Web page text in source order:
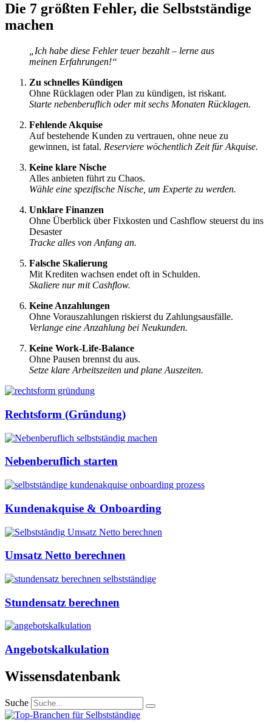
Die 7 größten Fehler, die Selbstständige
machen
„Ich habe diese Fehler teuer bezahlt – lerne aus
meinen Erfahrungen!“
Zu schnelles Kündigen
Ohne Rücklagen oder Plan zu kündigen, ist riskant.
Starte nebenberuflich oder mit sechs Monaten Rücklagen.
Fehlende Akquise
Auf bestehende Kunden zu vertrauen, ohne neue zu
gewinnen, ist fatal. Reserviere wöchentlich Zeit für Akquise.
Keine klare Nische
Alles anbieten führt zu Chaos.
Wähle eine spezifische Nische, um Experte zu werden.
Unklare Finanzen
Ohne Überblick über Fixkosten und Cashflow steuerst du ins
Desaster
Tracke alles von Anfang an.
Falsche Skalierung
Mit Krediten wachsen endet oft in Schulden.
Skaliere nur mit Cashflow.
Keine Anzahlungen
Ohne Vorauszahlungen riskierst du Zahlungsausfälle.
Verlange eine Anzahlung bei Neukunden.
Keine Work-Life-Balance
Ohne Pausen brennst du aus.
Setze klare Arbeitszeiten und plane Auszeiten.
Rechtsform (Gründung)
Nebenberuflich starten
Kundenakquise & Onboarding
Umsatz Netto berechnen
Stundensatz berechnen
Angebotskalkulation
Wissensdatenbank
Suche